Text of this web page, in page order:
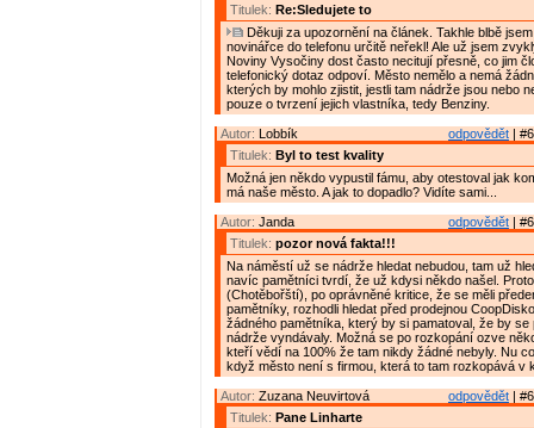
Titulek: Re:Sledujete to
Děkuji za upozornění na článek. Takhle blbě
novinářce do telefonu určitě neřekl! Ale už jsem
Noviny Vysočiny dost často necitují přesně, co jim
telefonický dotaz odpoví. Město nemělo a nemá
kterých by mohlo zjistit, jestli tam nádrže jsou nebo
pouze o tvrzení jejich vlastníka, tedy Benziny.
odpovědět |
Autor: Lobbík
Titulek: Byl to test kvality
Možná jen někdo vypustil fámu, aby otestoval jak
má naše město. A jak to dopadlo? Vidíte sami...
odpovědět |
Autor: Janda
Titulek: pozor nová fakta!!!
Na náměstí už se nádrže hledat nebudou, tam už
navíc pamětníci tvrdí, že už kdysi někdo našel.
(Chotěbořští), po oprávněné kritice, že se měli
pamětníky, rozhodli hledat před prodejnou
žádného pamětníka, který by si pamatoval, že by se
nádrže vyndávaly. Možná se po rozkopání ozve
kteří vědí na 100% že tam nikdy žádné nebyly. Nu
když město není s firmou, která to tam rozkopává v
odpovědět |
Autor: Zuzana Neuvirtová
Titulek: Pane Linharte